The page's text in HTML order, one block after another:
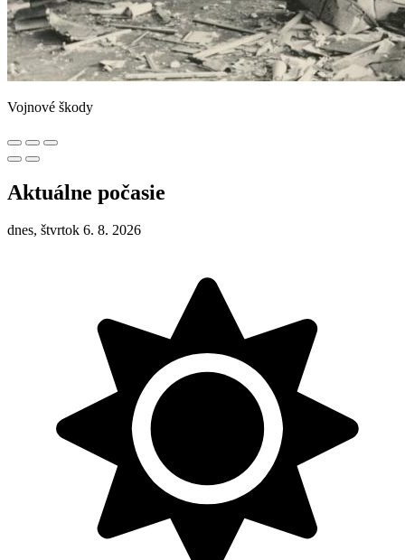
Vojnové škody
Aktuálne počasie
dnes, štvrtok 6. 8. 2026